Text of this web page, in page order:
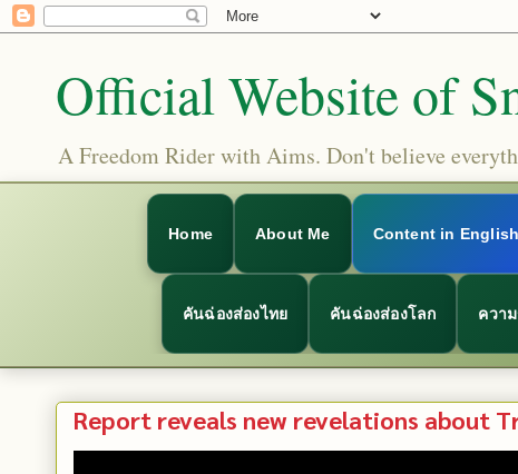
Official Website of
A Freedom Rider with Aims. Don't believe
Home About Me Content in English
คันฉ่องส่องไทย คันฉ่องส่องโลก ควา
Report reveals new revelations about